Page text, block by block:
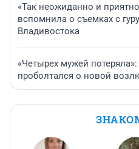
«Так неожиданно и
вспомнила о съемках с
Владивостока
«Четырех мужей
проболтался о новой